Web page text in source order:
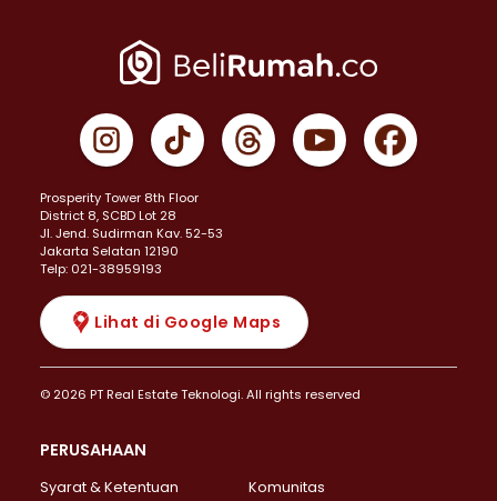
Prosperity Tower 8th Floor
District 8, SCBD Lot 28
JI. Jend. Sudirman Kav. 52-53
Jakarta Selatan 12190
Telp: 021-38959193
Lihat di Google Maps
© 2026 PT Real Estate Teknologi. All rights reserved
PERUSAHAAN
Syarat & Ketentuan
Komunitas